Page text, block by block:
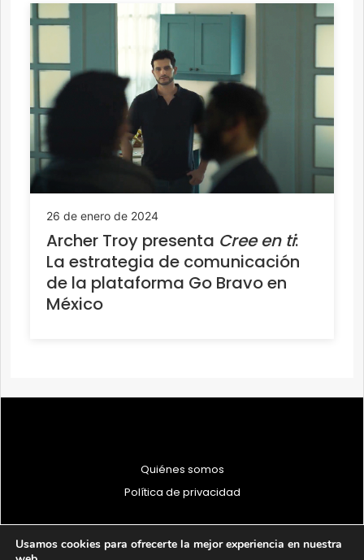
26 de enero de 2024
Archer Troy presenta Cree en ti:
La estrategia de comunicación
de la plataforma Go Bravo en
México
Quiénes somos
Política de privacidad
Usamos cookies para ofrecerte la mejor experiencia en nuestra